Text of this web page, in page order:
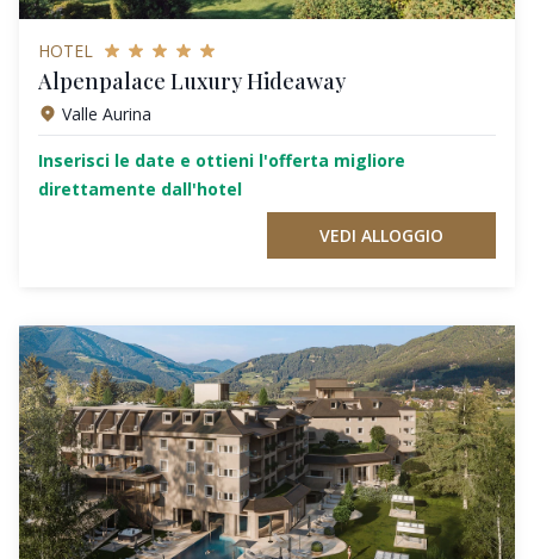
HOTEL
Alpenpalace Luxury Hideaway
Valle Aurina
Inserisci le date e ottieni l'offerta migliore
direttamente dall'hotel
VEDI ALLOGGIO